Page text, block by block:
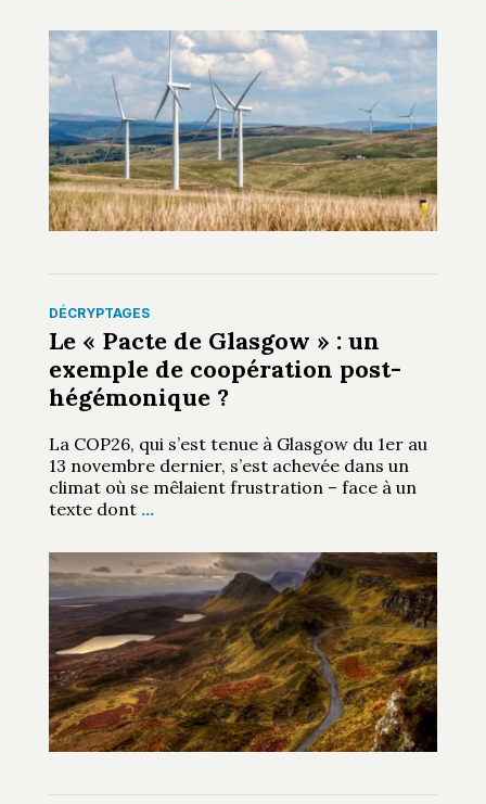
DÉCRYPTAGES
Le « Pacte de Glasgow » : un
exemple de coopération post-
hégémonique ?
La COP26, qui s’est tenue à Glasgow du 1er au
13 novembre dernier, s’est achevée dans un
climat où se mêlaient frustration – face à un
texte dont …